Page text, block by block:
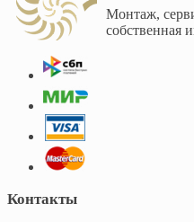
Монтаж,
собственная
Контакты